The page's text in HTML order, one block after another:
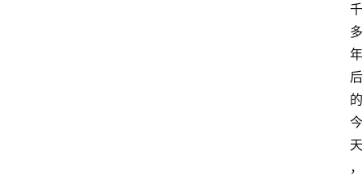
千
多
年
后
的
今
天
，